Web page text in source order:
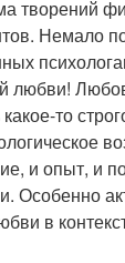
творений
Немало
любви!
то
и опыт, и
Особенно
в